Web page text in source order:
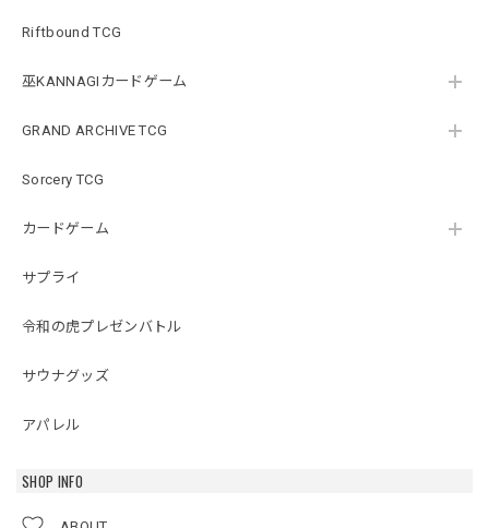
Riftbound TCG
巫KANNAGIカードゲーム
GRAND ARCHIVE TCG
Sorcery TCG
カードゲーム
サプライ
令和の虎プレゼンバトル
サウナグッズ
アパレル
SHOP INFO